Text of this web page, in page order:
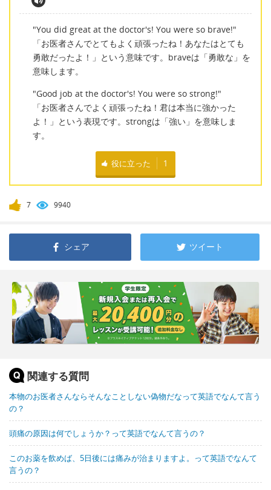
"You did great at the doctor's! You were so brave!"
「お医者さんでとてもよく頑張ったね！あなたはとても
勇敢だったよ！」という意味です。braveは「勇敢な」を
意味します。
"Good job at the doctor's! You were so strong!"
「お医者さんでよく頑張ったね！君は本当に強かった
よ！」という表現です。strongは「強い」を意味しま
す。
役に立った 1
7 9940
シェア ツイート
関連する質問
本物のお医者さんならそんなことしない偽物だなって英語でなんて言う
の？
頭痛の原因は何でしょうか？って英語でなんて言うの？
このお薬を飲めば、5日後には痛みが治まりますよ。って英語でなんて
言うの？